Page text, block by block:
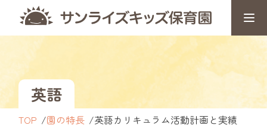
英語
TOP 園の特長 英語カリキュラム活動計画と実績